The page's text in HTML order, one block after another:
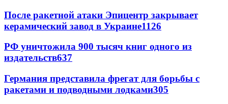
После ракетной атаки Эпицентр закрывает
керамический завод в Украине1126
РФ уничтожила 900 тысяч книг одного из
издательств637
Германия представила фрегат для борьбы с
ракетами и подводными лодками305